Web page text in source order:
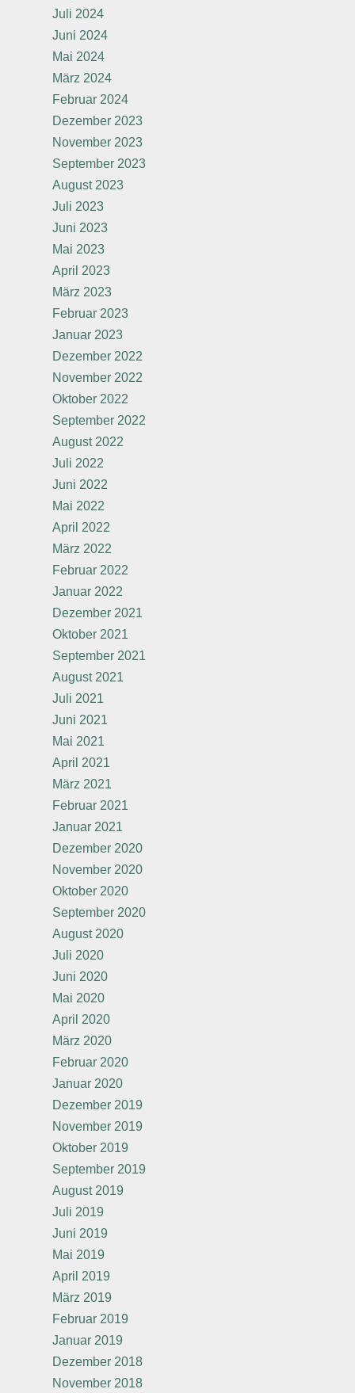
Juli 2024
Juni 2024
Mai 2024
März 2024
Februar 2024
Dezember 2023
November 2023
September 2023
August 2023
Juli 2023
Juni 2023
Mai 2023
April 2023
März 2023
Februar 2023
Januar 2023
Dezember 2022
November 2022
Oktober 2022
September 2022
August 2022
Juli 2022
Juni 2022
Mai 2022
April 2022
März 2022
Februar 2022
Januar 2022
Dezember 2021
Oktober 2021
September 2021
August 2021
Juli 2021
Juni 2021
Mai 2021
April 2021
März 2021
Februar 2021
Januar 2021
Dezember 2020
November 2020
Oktober 2020
September 2020
August 2020
Juli 2020
Juni 2020
Mai 2020
April 2020
März 2020
Februar 2020
Januar 2020
Dezember 2019
November 2019
Oktober 2019
September 2019
August 2019
Juli 2019
Juni 2019
Mai 2019
April 2019
März 2019
Februar 2019
Januar 2019
Dezember 2018
November 2018